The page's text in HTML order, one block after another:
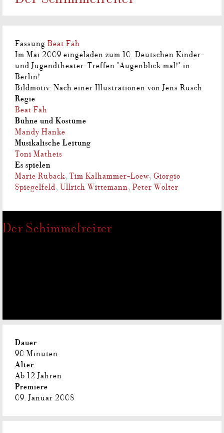
Fassung Beat Fäh
Im Mai 2009 eingeladen zum 10. Deutschen Kinder-
und Jugendtheater-Treffen "Augenblick mal!" in
Berlin!
Bildmotiv: Nach einer Illustrationen von Jens Rusch
Regie
Beat Fäh
Bühne und Kostüme
Mandy Hanke
Musikalische Leitung
Toni Matheis
Es spielen
Marie Ruback, Tim Kalhammer-Loew, Giorgio
Spiegelfeld, Ullrich Wittemann, Peter Wolter
Der Schimmelreiter
Dauer
90 Minuten
Alter
Ab 12 Jahren
Premiere
09. Januar 2008